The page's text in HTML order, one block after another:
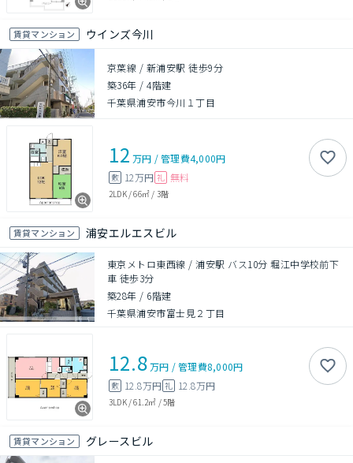
賃貸マンション ウインズ今川
京葉線 / 新浦安駅 徒歩9分
築36年 /4階建
千葉県浦安市今川１丁目
12 万円 /管理費4,000円
敷 12万円 礼 無料
2LDK/66㎡ / 3階
賃貸マンション 浦安エルエスビル
東京メトロ東西線 / 浦安駅 バス10分 堀江中学校前下
車 徒歩3分
築28年 / 6階建
千葉県浦安市富士見２丁目
12.8万円 /管理費8,000円
敷 12.8万円 礼 12.8万円
3LDK/61.2㎡ /5階
賃貸マンション グレースビル